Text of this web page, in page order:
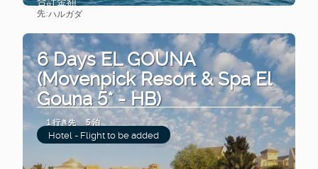
先:ハルガダ
6 Days EL GOUNA
(Movenpick Resort & Spa El
Gouna 5* - HB)
1 行き先 5 泊
Hotel - Flight to be added